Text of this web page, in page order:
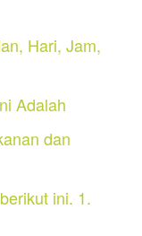
Hari, Jam,
Adalah
dan
ini. 1.